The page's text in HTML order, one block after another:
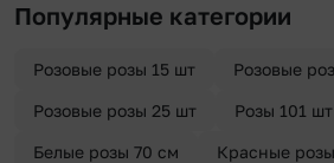
Популярные категории
Розовые розы 15 шт Розовые
Розовые розы 25 шт Розы 101
Белые розы 70 см Красные